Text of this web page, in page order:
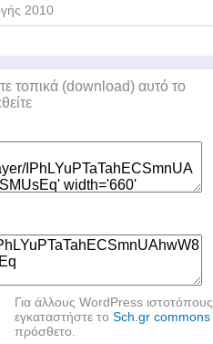
2010
τοπικά (download) αυτό το
Για άλλους WordPress ιστοτόπους
εγκαταστήστε το Sch.gr commons
πρόσθετο.